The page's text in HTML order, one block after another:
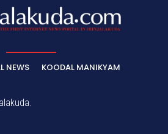
NEWS KOODAL MANIKYAM